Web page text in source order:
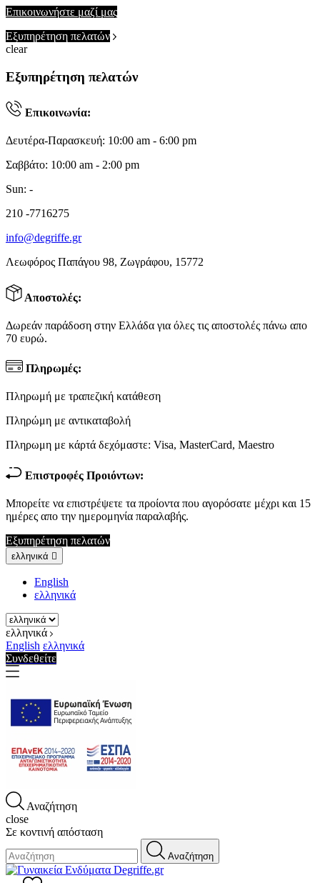
Επικοινωνήστε μαζί μας
Εξυπηρέτηση πελατών
clear
Εξυπηρέτηση πελατών
Επικοινωνία:
Δευτέρα-Παρασκευή: 10:00 am - 6:00 pm
Σαββάτο: 10:00 am - 2:00 pm
Sun: -
210 -7716275
info@degriffe.gr
Λεωφόρος Παπάγου 98, Ζωγράφου, 15772
Αποστολές:
Δωρεάν παράδοση στην Ελλάδα για όλες τις αποστολές πάνω απο
70 ευρώ.
Πληρωμές:
Πληρωμή με τραπεζική κατάθεση
Πληρώμη με αντικαταβολή
Πληρωμη με κάρτά δεχόμαστε: Visa, MasterCard, Maestro
Επιστροφές Προιόντων:
Μπορείτε να επιστρέψετε τα προίοντα που αγορόσατε μέχρι και 15
ημέρες απο την ημερομηνία παραλαβής.
Εξυπηρέτηση πελατών
ελληνικά 
English
ελληνικά
ελληνικά
English ελληνικά
Συνδεθείτε
Αναζήτηση
close
Σε κοντινή απόσταση
Αναζήτηση